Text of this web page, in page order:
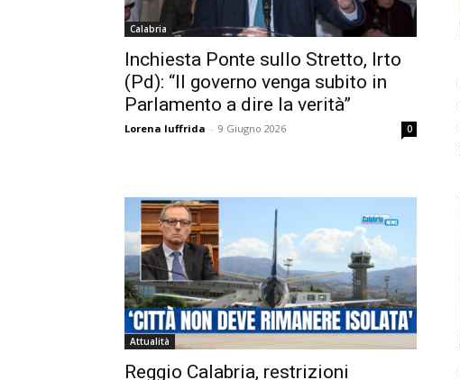
Calabria
Inchiesta Ponte sullo Stretto, Irto
(Pd): “Il governo venga subito in
Parlamento a dire la verità”
Lorena Iuffrida - 9 Giugno 2026 0
Attualità
Reggio Calabria, restrizioni